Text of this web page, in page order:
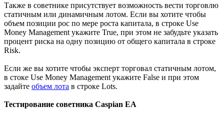
Также в советнике присутствует возможность вести торговлю
статичным или динамичным лотом. Если вы хотите чтобы
объем позиции рос по мере роста капитала, в строке Use
Money Management укажите True, при этом не забудьте указать
процент риска на одну позицию от общего капитала в строке
Risk.
Если же вы хотите чтобы эксперт торговал статичным лотом,
в стоке Use Money Management укажите False и при этом
задайте объем лота в строке Lots.
Тестирование советника Caspian EA